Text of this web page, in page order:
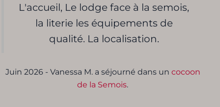
L'accueil, Le lodge face à la semois,
la literie les équipements de
qualité. La localisation.
Juin 2026 - Vanessa M. a séjourné dans un cocoon
de la Semois.